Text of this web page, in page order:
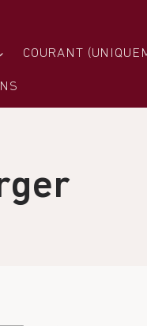
COURANT